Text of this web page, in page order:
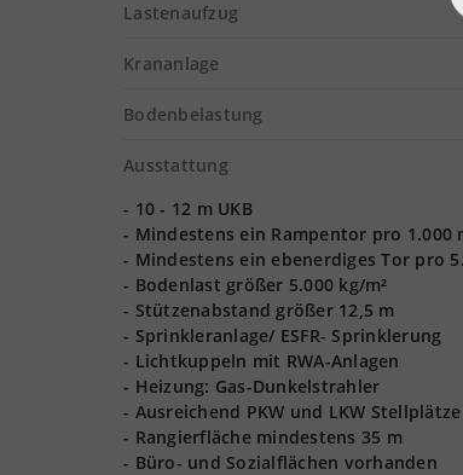
Lastenaufzug
Krananlage
Bodenbelastung
Ausstattung
- 10 - 12 m UKB
- Mindestens ein Rampentor pro 1.000
- Mindestens ein ebenerdiges Tor pro
- Bodenlast größer 5.000 kg/m²
- Stützenabstand größer 12,5 m
- Sprinkleranlage/ ESFR- Sprinklerung
- Lichtkuppeln mit RWA-Anlagen
- Heizung: Gas-Dunkelstrahler
- Ausreichend PKW und LKW Stellplätze
- Rangierfläche mindestens 35 m
- Büro- und Sozialflächen vorhanden